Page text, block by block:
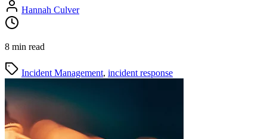
Hannah Culver
8 min read
Incident Management, incident response